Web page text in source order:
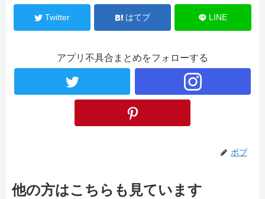
Twitter はてブ LINE
アプリ不具合まとめをフォローする
ボブ
他の方はこちらも見ています